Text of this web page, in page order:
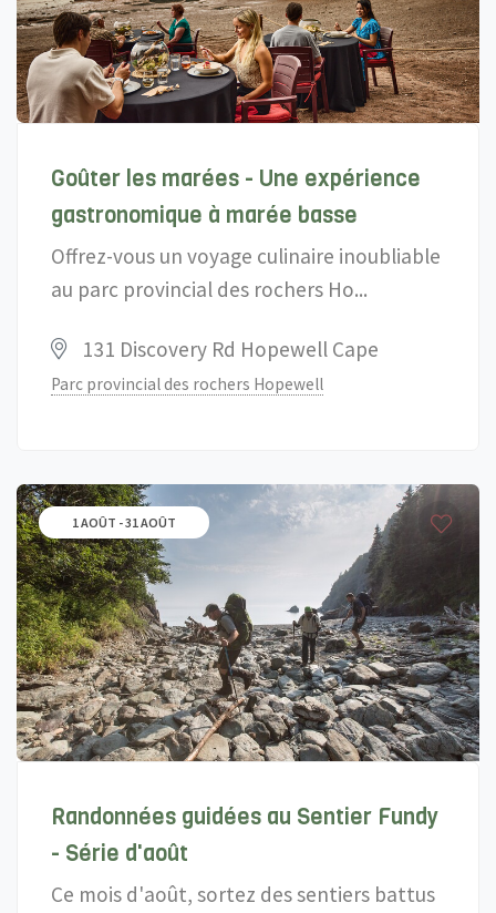
Goûter les marées - Une expérience
gastronomique à marée basse
Offrez-vous un voyage culinaire inoubliable
au parc provincial des rochers Ho...
131 Discovery Rd Hopewell Cape
Parc provincial des rochers Hopewell
1 AOÛT - 31 AOÛT
Randonnées guidées au Sentier Fundy
- Série d'août
Ce mois d'août, sortez des sentiers battus